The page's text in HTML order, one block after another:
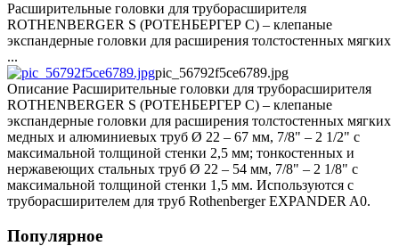
Расширительные головки для труборасширителя
ROTHENBERGER S (РОТЕНБЕРГЕР С) – клепаные
экспандерные головки для расширения толстостенных мягких
...
pic_56792f5ce6789.jpg
Описание Расширительные головки для труборасширителя
ROTHENBERGER S (РОТЕНБЕРГЕР С) – клепаные
экспандерные головки для расширения толстостенных мягких
медных и алюминиевых труб Ø 22 – 67 мм, 7/8" – 2 1/2" с
максимальной толщиной стенки 2,5 мм; тонкостенных и
нержавеющих стальных труб Ø 22 – 54 мм, 7/8" – 2 1/8" с
максимальной толщиной стенки 1,5 мм. Используются с
труборасширителем для труб Rothenberger EXPANDER A0.
Популярное